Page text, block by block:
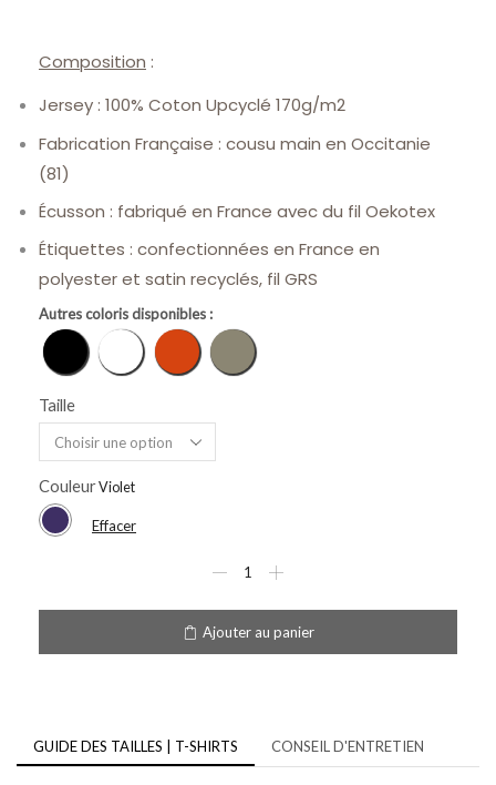
Composition :
Jersey : 100% Coton Upcyclé 170g/m2
Fabrication Française : cousu main en Occitanie
(81)
Écusson : fabriqué en France avec du fil Oekotex
Étiquettes : confectionnées en France en
polyester et satin recyclés, fil GRS
Autres coloris disponibles :
Noir
Blanc TerracottaKaki
Taille
Couleur
Effacer
Ajouter au panier
GUIDE DES TAILLES | T-SHIRTS CONSEIL D'ENTRETIEN